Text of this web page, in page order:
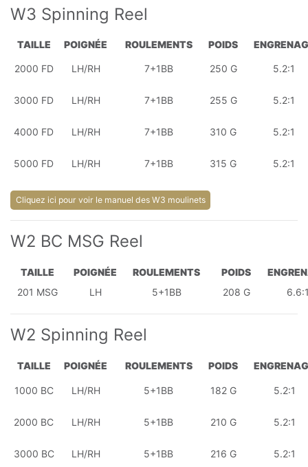
W3 Spinning Reel
TAILLE POIGNÉE ROULEMENTS POIDS
2000 FD LH/RH 7+1BB 250 G 5.2:1
3000 FD LH/RH 7+1BB 255 G 5.2:1
4000 FD LH/RH 7+1BB 310 G 5.2:1
5000 FD LH/RH 7+1BB 315 G 5.2:1
Cliquez ici pour voir le manuel des W3 moulinets
W2 BC MSG Reel
TAILLE POIGNÉE ROULEMENTS POIDS
201 MSG
LH 5+1BB 208 G
W2 Spinning Reel
TAILLE POIGNÉE ROULEMENTS POIDS
1000 BC LH/RH 5+1BB 182 G 5.2:1
2000 BC LH/RH 5+1BB 210 G 5.2:1
3000 BC LH/RH 5+1BB 216 G 5.2:1